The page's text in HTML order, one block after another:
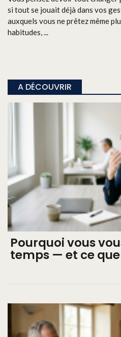
si tout se jouait déjà dans vos
auxquels vous ne prêtez même
habitudes, ...
A DÉCOUVRIR
Pourquoi vous
temps — et ce